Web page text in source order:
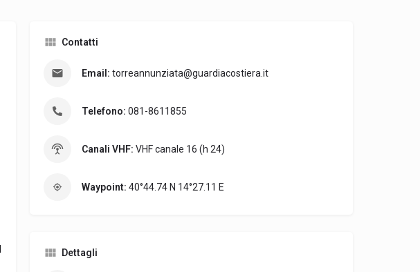
Contatti
Email: torreannunziata@guardiacostiera.it
Telefono: 081-8611855
Canali VHF: VHF canale 16 (h 24)
Waypoint: 40°44.74 N 14°27.11 E
Dettagli